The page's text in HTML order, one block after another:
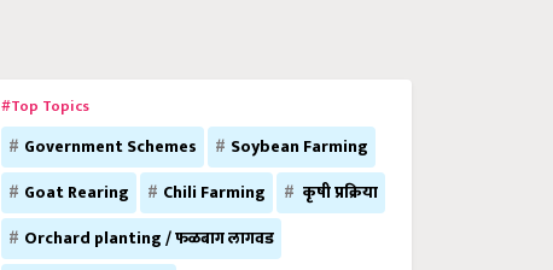
#Top Topics
Government Schemes
Soybean Farming
Goat Rearing
Chili Farming
कृषी प्रक्रिया
Orchard planting / फळबाग लागवड